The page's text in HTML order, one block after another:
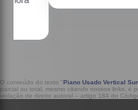
O conteúdo do texto "Piano Usado Vertical
parcial ou total, mesmo citando nossos links, é
violação de direito autoral – artigo 184 do